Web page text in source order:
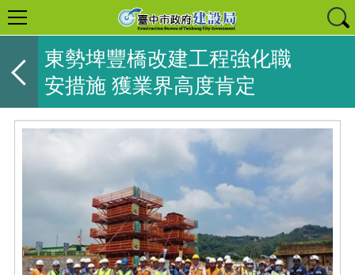
東勢埤豐橋改建工程強化職
安措施 獲業界高度肯定